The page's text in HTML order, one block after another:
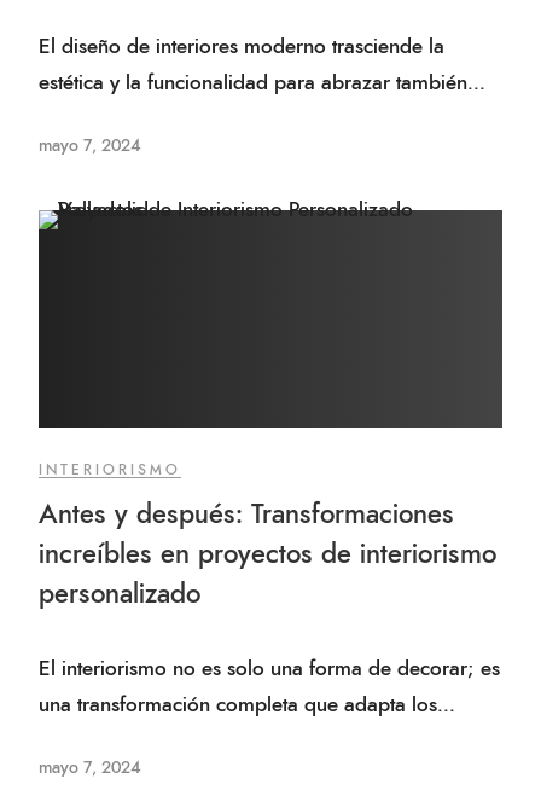
El diseño de interiores moderno trasciende la
estética y la funcionalidad para abrazar también...
mayo 7, 2024
INTERIORISMO
Antes y después: Transformaciones
increíbles en proyectos de interiorismo
personalizado
El interiorismo no es solo una forma de decorar; es
una transformación completa que adapta los...
mayo 7, 2024